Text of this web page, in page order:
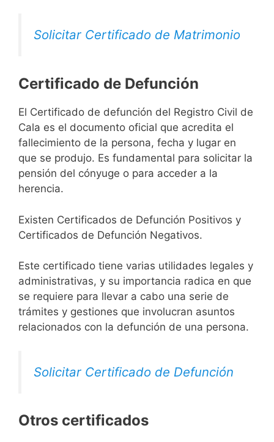
Solicitar Certificado de Matrimonio
Certificado de Defunción
El Certificado de defunción del Registro Civil de
Cala es el documento oficial que acredita el
fallecimiento de la persona, fecha y lugar en
que se produjo. Es fundamental para solicitar la
pensión del cónyuge o para acceder a la
herencia.
Existen Certificados de Defunción Positivos y
Certificados de Defunción Negativos.
Este certificado tiene varias utilidades legales y
administrativas, y su importancia radica en que
se requiere para llevar a cabo una serie de
trámites y gestiones que involucran asuntos
relacionados con la defunción de una persona.
Solicitar Certificado de Defunción
Otros certificados